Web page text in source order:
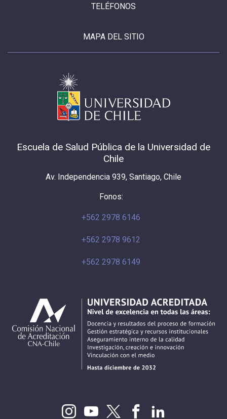
TELÉFONOS
MAPA DEL SITIO
Escuela de Salud Pública de la Universidad de
Chile
Av. Independencia 939, Santiago, Chile
Fonos:
+562 2978 6146
+562 2978 9612
+562 2978 6149